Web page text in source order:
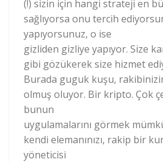
(!) sizin için hangi strateji en
sağlıyorsa onu tercih
yapıyorsunuz, o ise
gizliden gizliye yapıyor. Size
gibi gözükerek size hizmet
Burada guguk kuşu,
olmuş oluyor. Bir kripto. Çok
bunun
uygulamalarını görmek
kendi elemanınızı, rakip bir
yöneticisi